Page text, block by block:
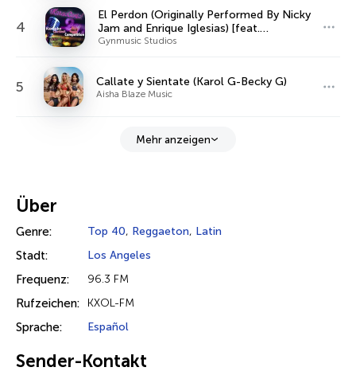
4
El Perdon (Originally Performed By Nicky
Jam and Enrique Iglesias) [feat.
KaraoCanto] [Instrumental Version]
Gynmusic Studios
5 Callate y Sientate (Karol G-Becky G)
Aisha Blaze Music
Mehr anzeigen
Über
Genre: Top 40, Reggaeton, Latin
Stadt: Los Angeles
Frequenz: 96.3 FM
Rufzeichen: KXOL-FM
Sprache: Español
Sender-Kontakt